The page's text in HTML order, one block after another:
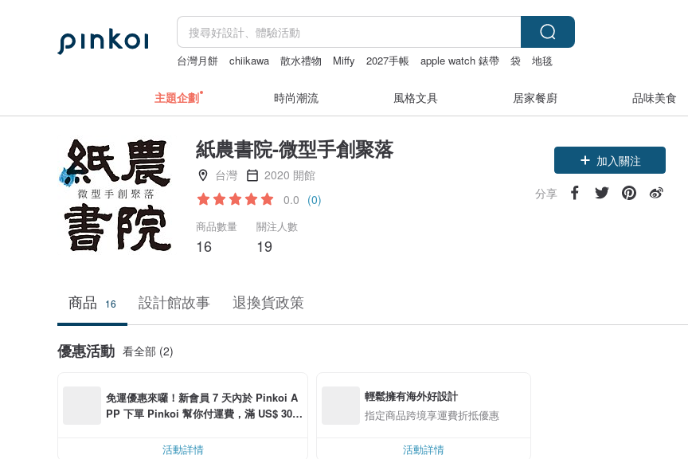
台灣月餅 chiikawa 散水禮物 Miffy 2027手帳 apple watch 錶帶 袋 地毯
主題企劃 時尚潮流 風格文具 居家餐廚 品味美食
紙農書院-微型手創聚落
台灣
2020 開館
0.0 (0)
商品數量
16
關注人數
19
加入關注
分享
商品 16 設計館故事 退換貨政策
優惠活動 看全部 (2)
免運優惠來囉！新會員 7 天內於 Pinkoi A
PP 下單 Pinkoi 幫你付運費，滿 US$ 30.0
活動詳情
輕鬆擁有海外好設計
指定商品跨境享運費折抵優惠
活動詳情